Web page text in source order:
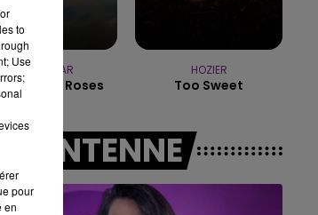
TEDDYBEAR
Roses
HOZIER
Too Sweet
A L'ANTENNE
to
Use
pour
en